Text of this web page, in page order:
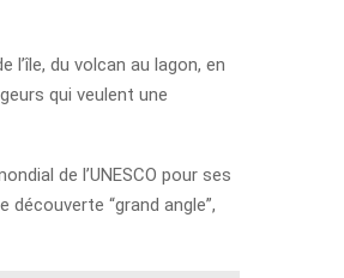
du volcan au lagon, en
qui veulent une
de l’UNESCO pour ses
“grand angle”,